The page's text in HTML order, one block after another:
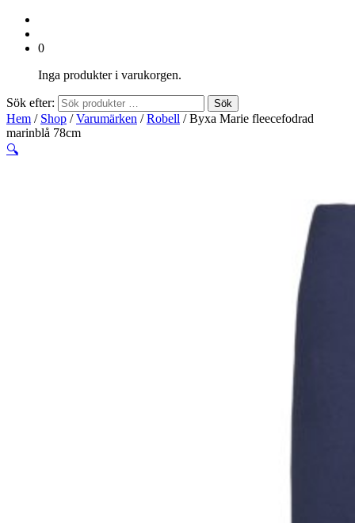
0
Inga produkter i varukorgen.
Sök efter: Sök
Hem / Shop /Varumärken /Robell / Byxa Marie fleecefodrad
marinblå 78cm
🔍